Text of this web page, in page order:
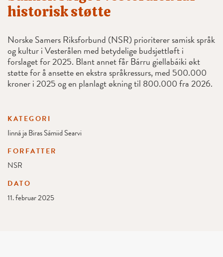
historisk støtte
Norske Samers Riksforbund (NSR) prioriterer samisk språk
og kultur i Vesterålen med betydelige budsjettløft i
forslaget for 2025. Blant annet får Bárru giellabáiki økt
støtte for å ansette en ekstra språkressurs, med 500.000
kroner i 2025 og en planlagt økning til 800.000 fra 2026.
KATEGORI
Iinná ja Biras Sámiid Searvi
FORFATTER
NSR
DATO
11. februar 2025